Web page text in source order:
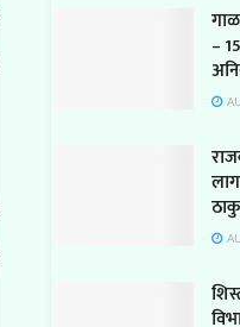
–